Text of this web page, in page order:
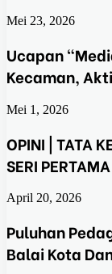
Mei 23, 2026
Ucapan
Kecaman,
Mei 1, 2026
OPINI | TATA
SERI
April 20, 2026
Puluhan
Balai Kota